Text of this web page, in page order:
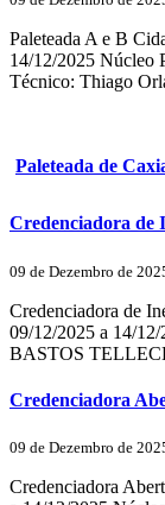
Paleteada A e B
14/12/2025
Técnico: Thiago
Paleteada de
Credenciadora de
09 de Dezembro de
Credenciadora de
09/12/2025 a 14/
BASTOS
Credenciadora
09 de Dezembro de
Credenciadora